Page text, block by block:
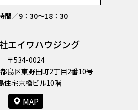
間／9：30〜18：30
エイワハウジング
〒534-0024
島区東野田町2丁目2番10号
住宅京橋ビル10階
MAP